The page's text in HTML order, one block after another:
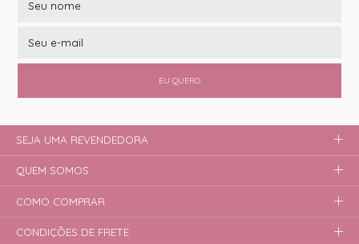
EU QUERO
SEJA UMA REVENDEDORA
QUEM SOMOS
COMO COMPRAR
CONDIÇÕES DE FRETE